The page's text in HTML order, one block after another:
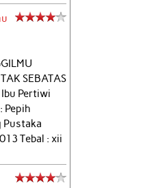
SEBATAS
Pertiwi
Pepih
Pustaka
Tebal : xii